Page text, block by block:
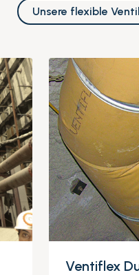
Unsere flexible
Ventiflex